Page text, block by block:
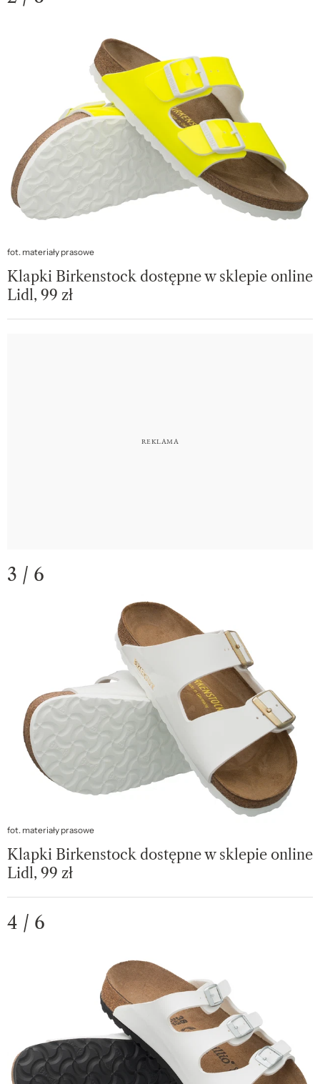
fot. materiały prasowe
Klapki Birkenstock dostępne w sklepie online
Lidl, 99 zł
3 / 6
fot. materiały prasowe
Klapki Birkenstock dostępne w sklepie online
Lidl, 99 zł
4 / 6